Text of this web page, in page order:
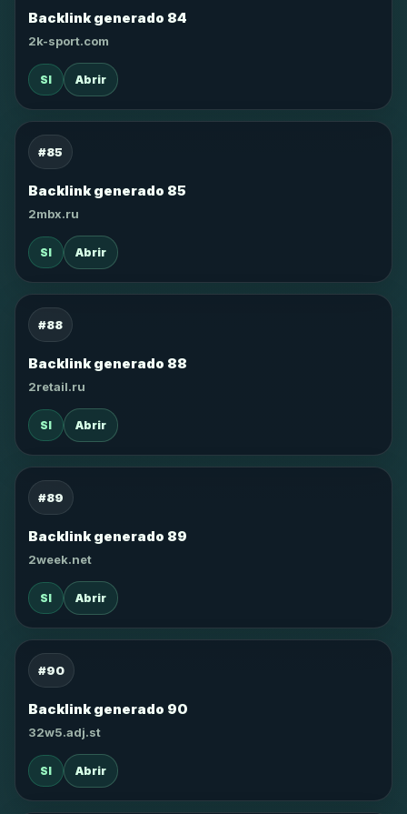
Backlink generado 84
2k-sport.com
SI Abrir
#85
Backlink generado 85
2mbx.ru
SI Abrir
#88
Backlink generado 88
2retail.ru
SI Abrir
#89
Backlink generado 89
2week.net
SI Abrir
#90
Backlink generado 90
32w5.adj.st
SI Abrir